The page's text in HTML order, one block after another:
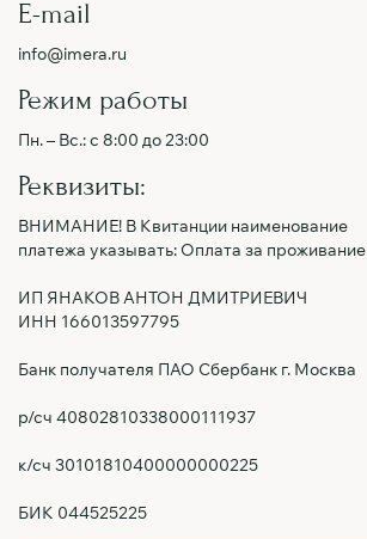
E-mail
info@imera.ru
Режим работы
Пн. – Вс.: с 8:00 до 23:00
Реквизиты:
ВНИМАНИЕ! В Квитанции наименование
платежа указывать: Оплата за проживание
ИП ЯНАКОВ АНТОН ДМИТРИЕВИЧ
ИНН 166013597795
Банк получателя ПАО Сбербанк г. Москва
р/сч 40802810338000111937
к/сч 30101810400000000225
БИК 044525225